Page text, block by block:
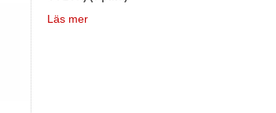
Läs mer